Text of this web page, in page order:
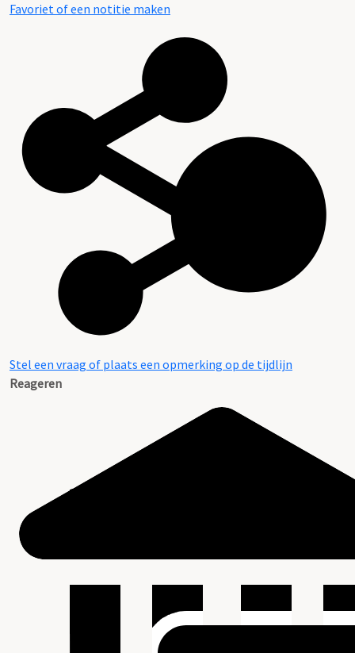
Favoriet of een notitie maken
Stel een vraag of plaats een opmerking op de tijdlijn
Reageren